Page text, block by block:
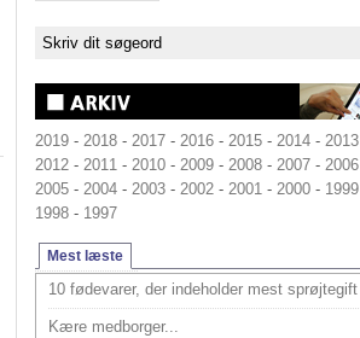
2019 - 2018 - 2017 - 2016 - 2015 - 2014 - 2013
2012 - 2011 - 2010 - 2009 - 2008 - 2007 - 2006
2005 - 2004 - 2003 - 2002 - 2001 - 2000 - 1999
1998 - 1997
Mest læste
10 fødevarer, der indeholder mest sprøjtegift
Kære medborger...